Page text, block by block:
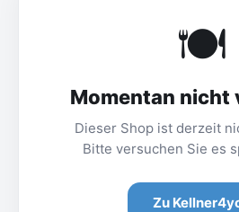
🍽️
Momentan nicht
Dieser Shop ist derzeit
Bitte versuchen Sie es
Zu